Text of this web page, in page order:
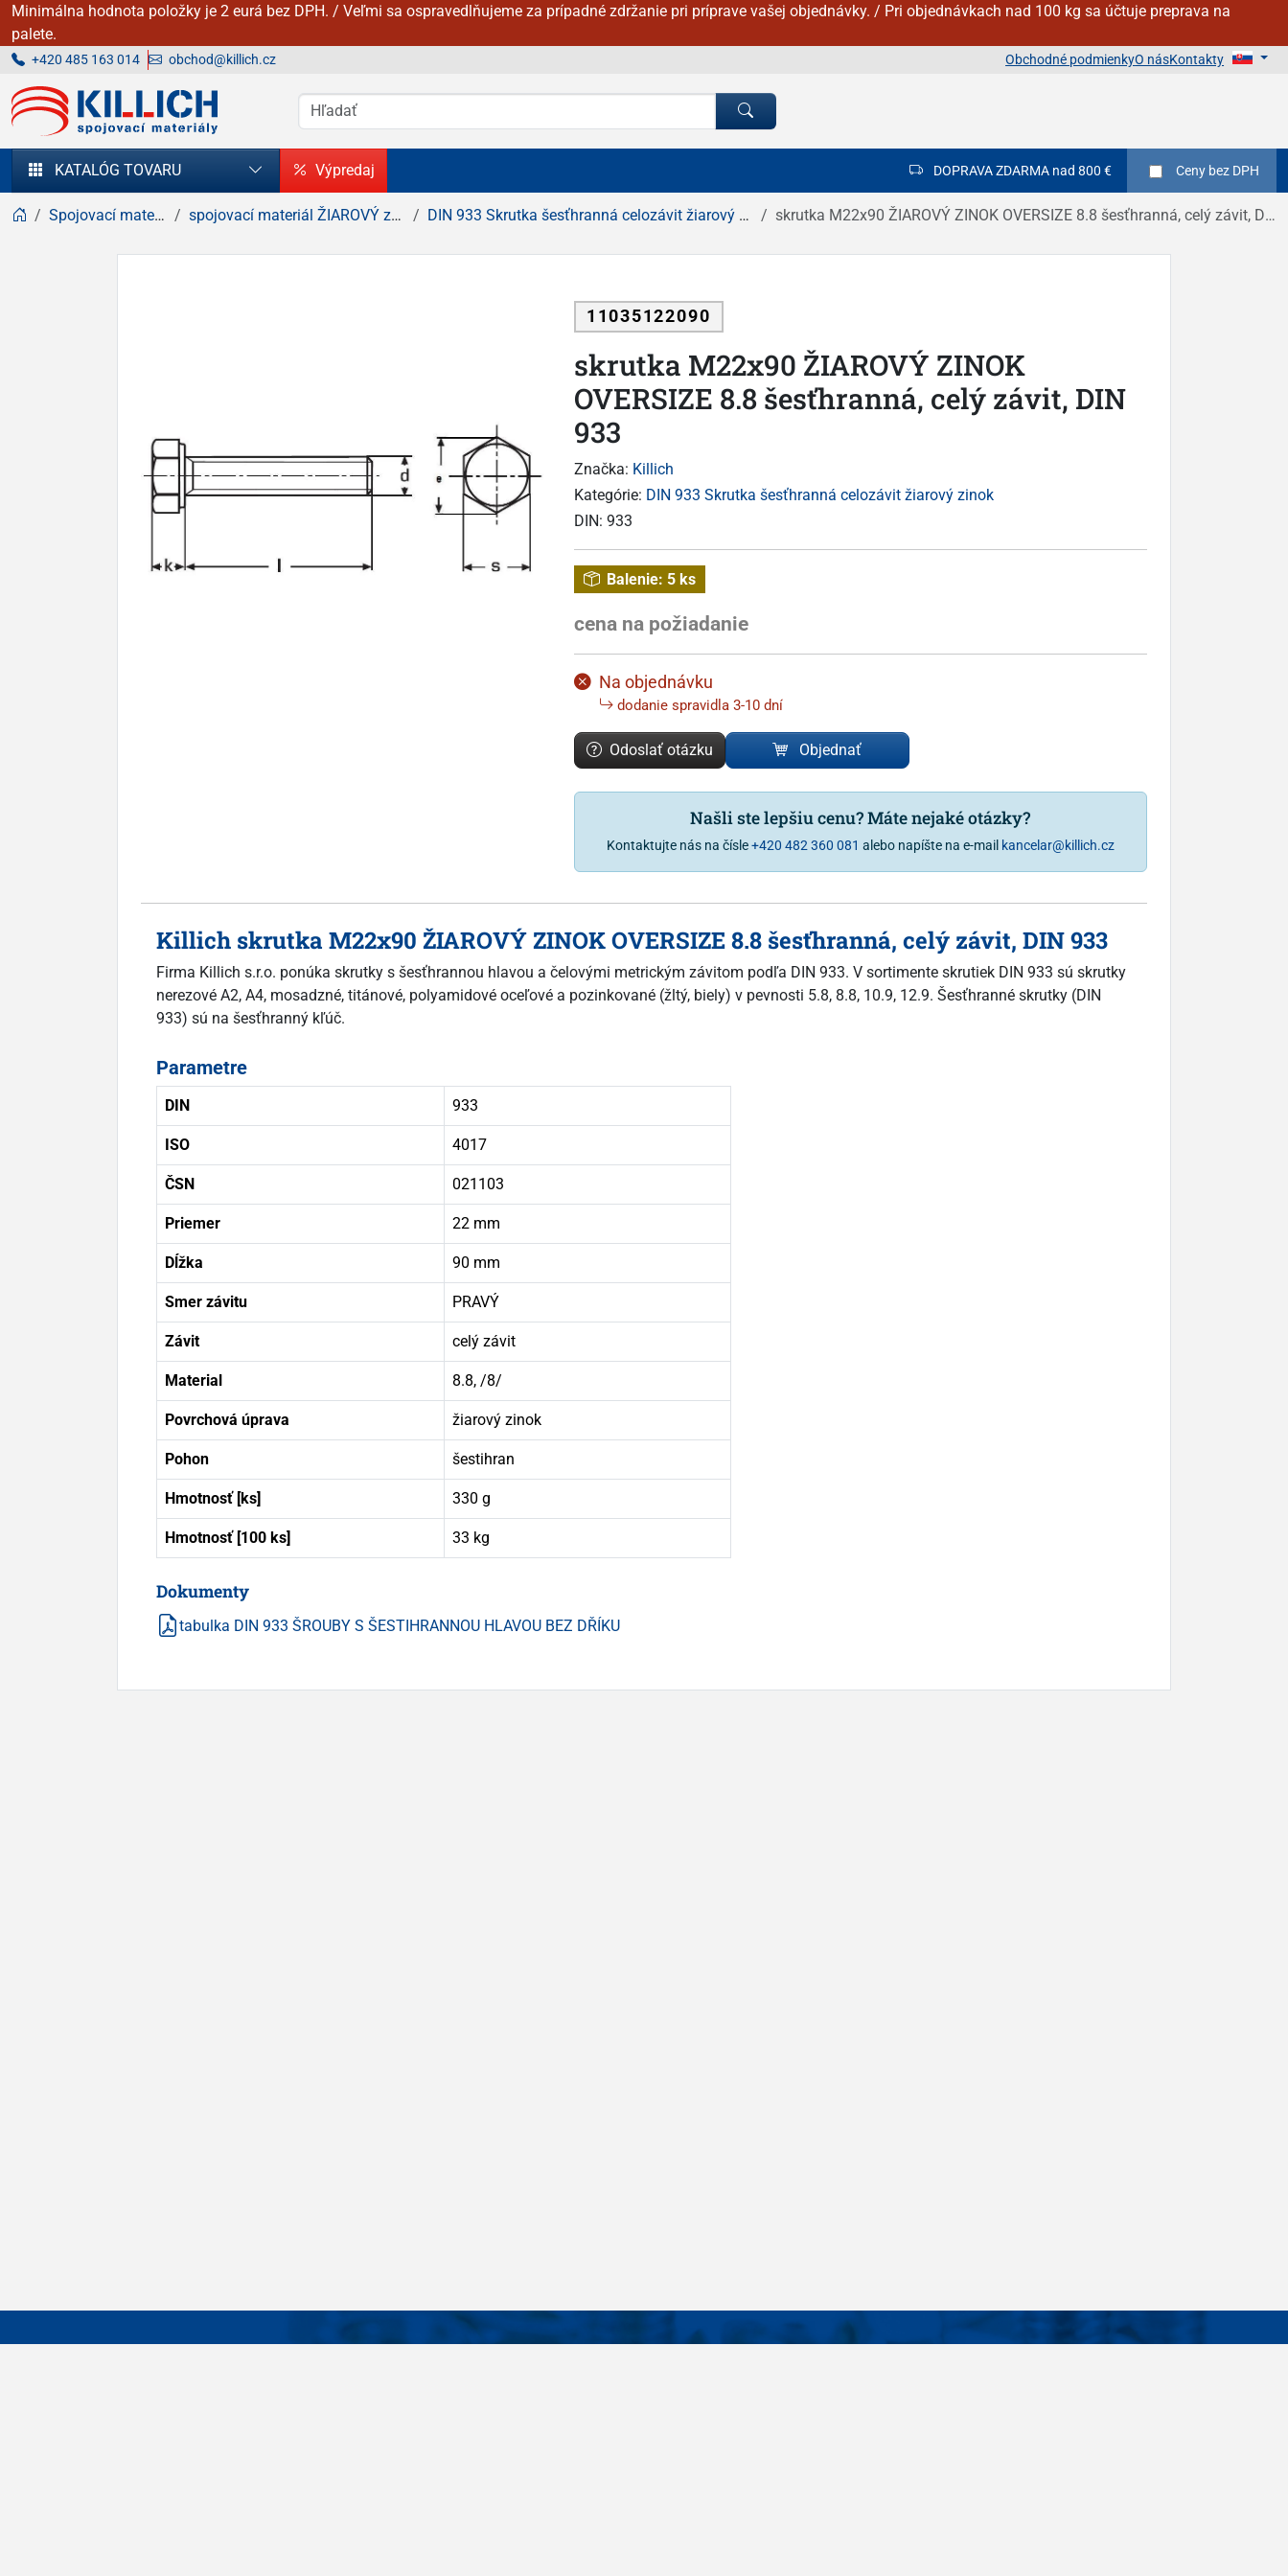
Minimálna hodnota položky je 2 eurá bez DPH. / Veľmi sa ospravedlňujeme za prípadné zdržanie pri príprave vašej objednávky. / Pri objednávkach nad 100 kg sa účtuje preprava na
palete.
+420 485 163 014 obchod@killich.cz Obchodné podmienkyO násKontakty
KILLICH - Spojovacie materiály
KATALÓG TOVARU Výpredaj DOPRAVA ZDARMA nad 800 € Ceny bez DPH
Spojovací materiál spojovací materiál ŽIAROVÝ zinok DIN 933 Skrutka šesťhranná celozávit žiarový zinok skrutka M22x90 ŽIAROVÝ ZINOK OVERSIZE 8.8 šesťhranná, celý závit, DIN 933
11035122090
skrutka M22x90 ŽIAROVÝ ZINOK
OVERSIZE 8.8 šesťhranná, celý závit, DIN
933
Značka: Killich
Kategórie: DIN 933 Skrutka šesťhranná celozávit žiarový zinok
DIN: 933
Balenie: 5 ks
cena na požiadanie
Na objednávku
dodanie spravidla 3-10 dní
Odoslať otázku Objednať
Našli ste lepšiu cenu? Máte nejaké otázky?
Kontaktujte nás na čísle+420 482 360 081 alebo napíšte na e-mail kancelar@killich.cz
Killich skrutka M22x90 ŽIAROVÝ ZINOK OVERSIZE 8.8 šesťhranná, celý závit, DIN 933
Firma Killich s.r.o. ponúka skrutky s šesťhrannou hlavou a čelovými metrickým závitom podľa DIN 933. V sortimente skrutiek DIN 933 sú skrutky
nerezové A2, A4, mosadzné, titánové, polyamidové oceľové a pozinkované (žltý, biely) v pevnosti 5.8, 8.8, 10.9, 12.9. Šesťhranné skrutky (DIN
933) sú na šesťhranný kľúč.
Parametre
DIN 933
ISO 4017
ČSN 021103
Priemer 22 mm
Dĺžka 90 mm
Smer závitu PRAVÝ
Závit celý závit
Material 8.8, /8/
Povrchová úprava žiarový zinok
Pohon šestihran
Hmotnosť [ks] 330 g
Hmotnosť [100 ks] 33 kg
Dokumenty
tabulka DIN 933 ŠROUBY S ŠESTIHRANNOU HLAVOU BEZ DŘÍKU